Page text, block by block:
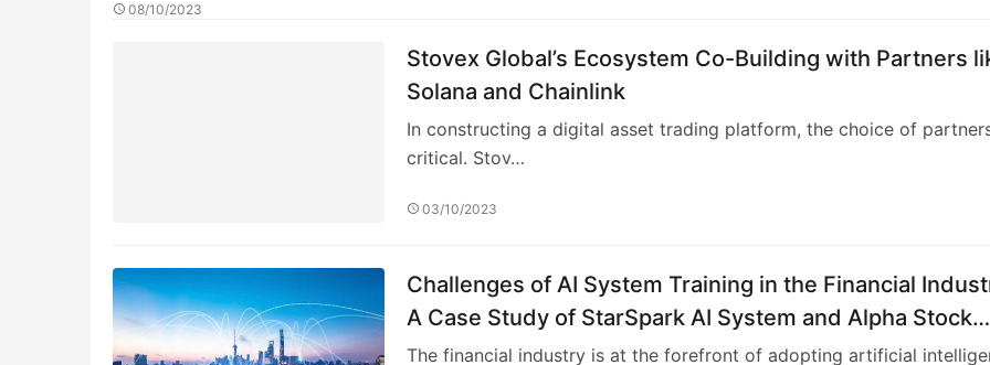
08/10/2023
Stovex Global’s Ecosystem Co-Building with Partners
Solana and Chainlink
In constructing a digital asset trading platform, the choice of
critical. Stov…
03/10/2023
Challenges of AI System Training in the Financial
A Case Study of StarSpark AI System and Alpha Stock
Investment Training Center (ASITC)
The financial industry is at the forefront of adopting artificial